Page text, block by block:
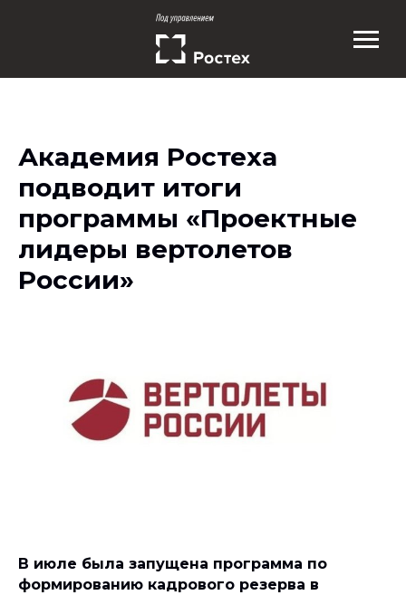
Академия Ростеха
подводит итоги
программы «Проектные
лидеры вертолетов
России»
В июле была запущена программа по
формированию кадрового резерва в